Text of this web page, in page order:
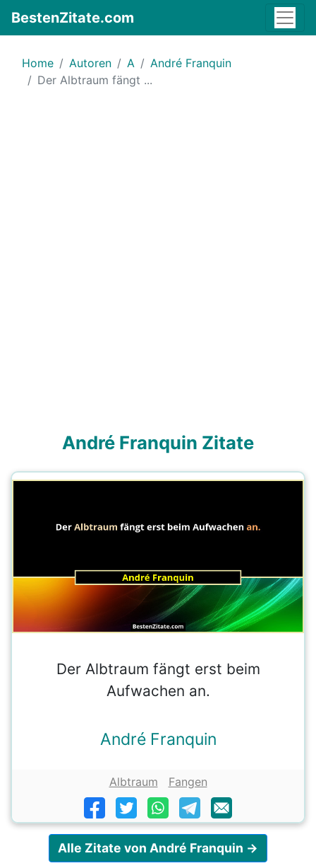
BestenZitate.com
Home Autoren A
André Franquin
Der Albtraum fängt ...
André Franquin Zitate
Der Albtraum fängt erst beim
Aufwachen an.
André Franquin
Albtraum Fangen
Alle Zitate von André Franquin →